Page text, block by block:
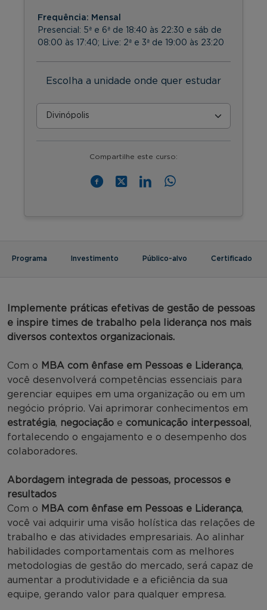
Frequência: Mensal
Presencial: 5ª e 6ª de 18:40 às 22:30 e sáb de
08:00 às 17:40; Live: 2ª e 3ª de 19:00 às 23:20
Escolha a unidade onde quer estudar
Compartilhe este curso:
Programa Investimento Público-alvo Certificado
Implemente práticas efetivas de gestão de pessoas
e inspire times de trabalho pela liderança nos mais
diversos contextos organizacionais.
Com o MBA com ênfase em Pessoas e Liderança,
você desenvolverá competências essenciais para
gerenciar equipes em uma organização ou em um
negócio próprio. Vai aprimorar conhecimentos em
estratégia, negociação e comunicação interpessoal ,
fortalecendo o engajamento e o desempenho dos
colaboradores.
Abordagem integrada de pessoas, processos e
resultados
Com o MBA com ênfase em Pessoas e Liderança,
você vai adquirir uma visão holística das relações de
trabalho e das atividades empresariais. Ao alinhar
habilidades comportamentais com as melhores
metodologias de gestão do mercado, será capaz de
aumentar a produtividade e a eficiência da sua
equipe, gerando valor para qualquer empresa.